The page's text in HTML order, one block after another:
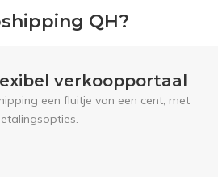
QH?
verkoopportaal
een fluitje van een cent, met